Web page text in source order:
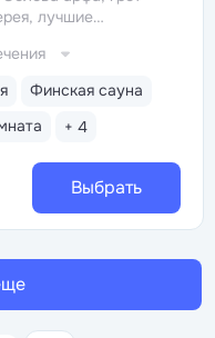
лучшие
центр,
реновация
в 2022
Финская сауна
+ 4
Выбрать